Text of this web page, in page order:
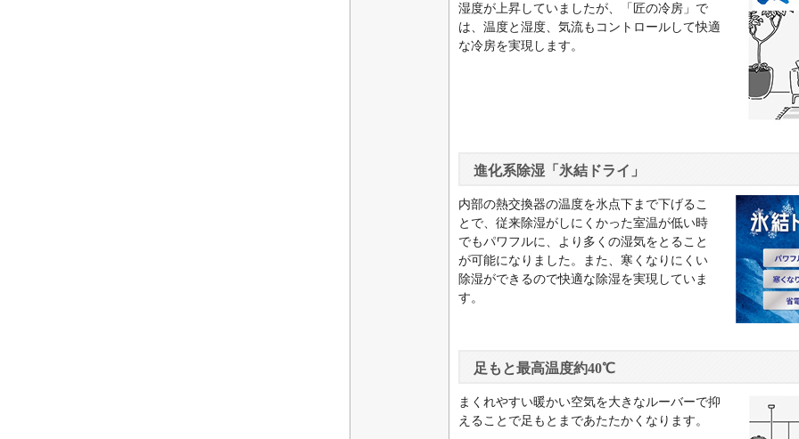
湿度が上昇していましたが、「匠の冷房」で
は、温度と湿度、気流もコントロールして快適
な冷房を実現します。
進化系除湿「氷結ドライ」
内部の熱交換器の温度を氷点下まで下げるこ
とで、従来除湿がしにくかった室温が低い時
でもパワフルに、より多くの湿気をとること
が可能になりました。また、寒くなりにくい
除湿ができるので快適な除湿を実現していま
す。
足もと最高温度約40℃
まくれやすい暖かい空気を大きなルーバーで抑
えることで足もとまであたたかくなります。